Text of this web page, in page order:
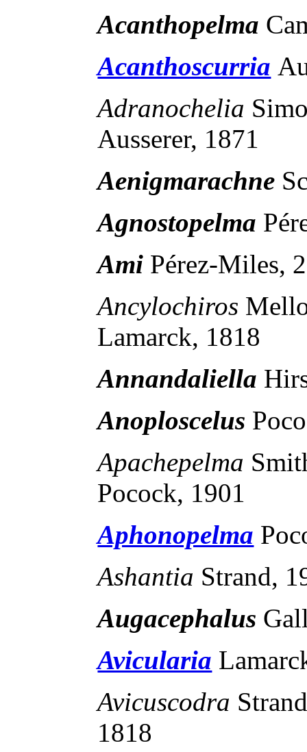
Acanthopelma
Acanthoscurria
Adranochelia
Ausserer, 1871
Aenigmarachne
Agnostopelma
Ami Pérez-Miles,
Ancylochiros
Lamarck, 1818
Annandaliella
Anoploscelus
Apachepelma
Pocock, 1901
Aphonopelma
Ashantia Strand,
Augacephalus
Avicularia
Avicuscodra
1818